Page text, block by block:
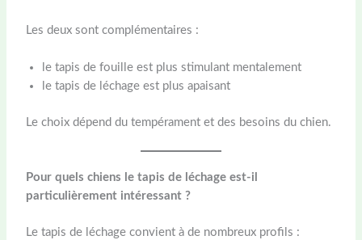
Les deux sont complémentaires :
le tapis de fouille est plus stimulant mentalement
le tapis de léchage est plus apaisant
Le choix dépend du tempérament et des besoins du chien.
Pour quels chiens le tapis de léchage est-il
particulièrement intéressant ?
Le tapis de léchage convient à de nombreux profils :